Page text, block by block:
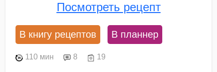
Посмотреть рецепт
В книгу рецептов В планнер
110 мин 8 19